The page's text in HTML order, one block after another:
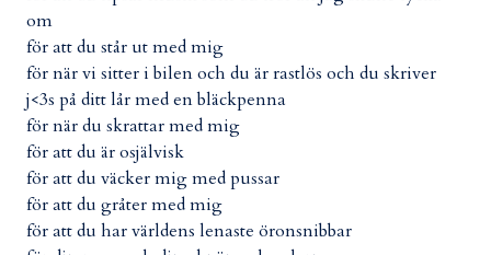
om
för att du står ut med mig
för när vi sitter i bilen och du är rastlös och du skriver
j<3s på ditt lår med en bläckpenna
för när du skrattar med mig
för att du är osjälvisk
för att du väcker mig med pussar
för att du gråter med mig
för att du har världens lenaste öronsnibbar